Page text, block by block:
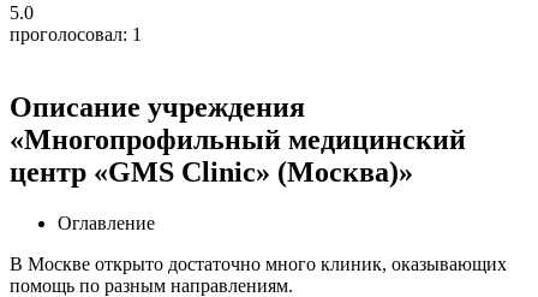
5.0
проголосовал: 1
Описание учреждения
«Многопрофильный медицинский
центр «GMS Clinic» (Москва)»
Оглавление
В Москве открыто достаточно много клиник, оказывающих
помощь по разным направлениям.